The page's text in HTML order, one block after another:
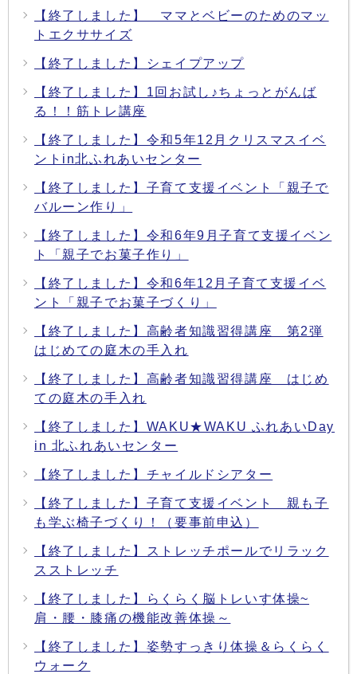
【終了しました】 ママとベビーのためのマッ
トエクササイズ
【終了しました】シェイプアップ
【終了しました】1回お試し♪ちょっとがんば
る！！筋トレ講座
【終了しました】令和5年12月クリスマスイベ
ントin北ふれあいセンター
【終了しました】子育て支援イベント「親子で
バルーン作り」
【終了しました】令和6年9月子育て支援イベン
ト「親子でお菓子作り」
【終了しました】令和6年12月子育て支援イベ
ント「親子でお菓子づくり」
【終了しました】高齢者知識習得講座 第2弾
はじめての庭木の手入れ
【終了しました】高齢者知識習得講座 はじめ
ての庭木の手入れ
【終了しました】WAKU★WAKU ふれあいDay
in 北ふれあいセンター
【終了しました】チャイルドシアター
【終了しました】子育て支援イベント 親も子
も学ぶ椅子づくり！（要事前申込）
【終了しました】ストレッチポールでリラック
スストレッチ
【終了しました】らくらく脳トレいす体操~
肩・腰・膝痛の機能改善体操～
【終了しました】姿勢すっきり体操＆らくらく
ウォーク